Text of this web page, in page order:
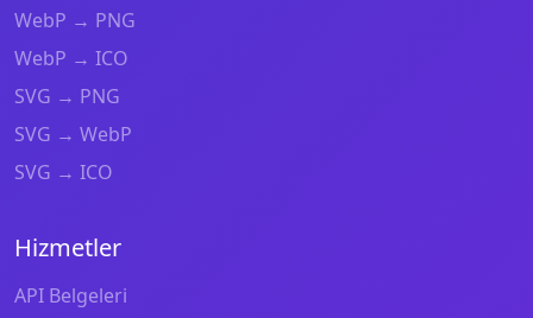
WebP → PNG
WebP → ICO
SVG → PNG
SVG → WebP
SVG → ICO
Hizmetler
API Belgeleri